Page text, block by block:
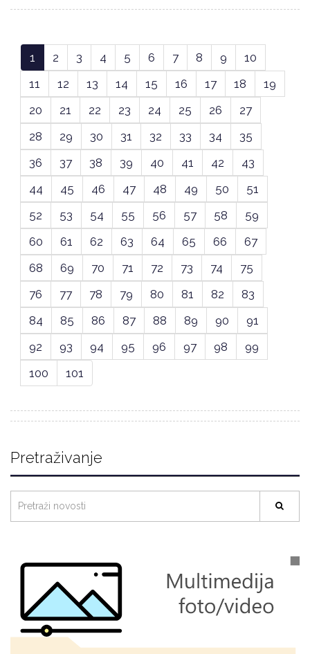
1 2 3 4 5 6 7 8 9
10
11
12 13 14 15 16 17 18
19
20
21 22 23 24 25 26
27
28
29 30 31 32 33 34
35
36
37 38 39 40 41 42
43
44
45 46 47 48 49 50
51
52
53 54 55 56 57 58
59
60
61 62 63 64 65 66
67
68
69 70 71 72 73 74
75
76
77 78 79 80 81 82
83
84
85 86 87 88 89 90
91
92
93 94 95 96 97 98
99
100
101
Pretraživanje